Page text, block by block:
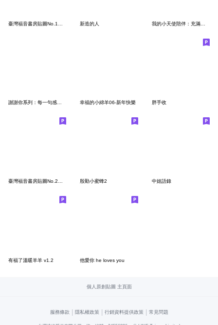
新造的人 我的小天使陪伴：充滿溫暖的貼圖
幸福的小綿羊06-新年快樂 胖手收
臺灣福音書房貼圖No.2－童話繪本（生活篇） 殷勤小蜜蜂2 中姐語錄
有福了溫暖羊羊 v1.2 他愛你 he loves you
個人原創貼圖 主頁面
服務條款 | 隱私權政策 | 行銷資料提供政策 | 常見問題